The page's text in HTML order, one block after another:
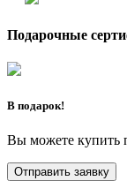
Подарочные
В подарок!
Вы можете купить
Отправить заявку